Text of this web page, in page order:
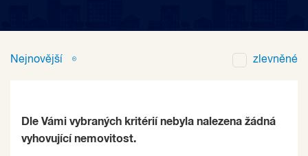
Nejnovější zlevněné
Dle Vámi vybraných kritérií nebyla nalezena žádná
vyhovující nemovitost.